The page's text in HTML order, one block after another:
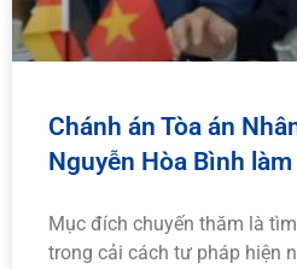
Chánh án Tòa án
Nguyễn Hòa Bình
Mục đích chuyến thăm là
trong cải cách tư pháp hiện